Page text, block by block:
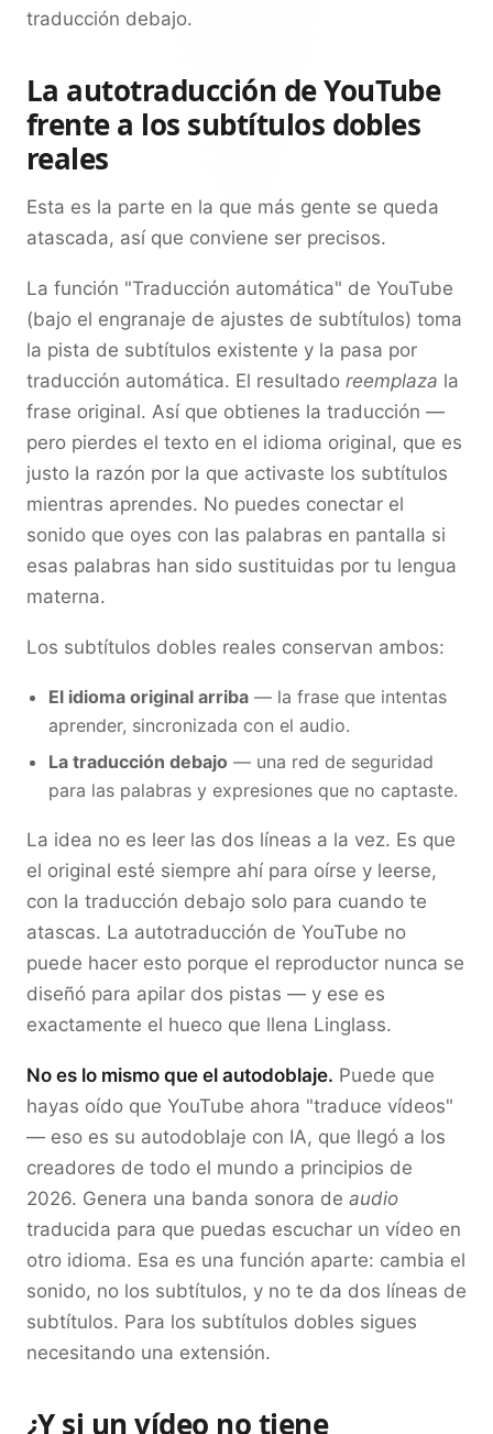
traducción debajo.
La autotraducción de YouTube
frente a los subtítulos dobles
reales
Esta es la parte en la que más gente se queda
atascada, así que conviene ser precisos.
La función "Traducción automática" de YouTube
(bajo el engranaje de ajustes de subtítulos) toma
la pista de subtítulos existente y la pasa por
traducción automática. El resultado reemplaza la
frase original. Así que obtienes la traducción —
pero pierdes el texto en el idioma original, que es
justo la razón por la que activaste los subtítulos
mientras aprendes. No puedes conectar el
sonido que oyes con las palabras en pantalla si
esas palabras han sido sustituidas por tu lengua
materna.
Los subtítulos dobles reales conservan ambos:
El idioma original arriba — la frase que intentas
aprender, sincronizada con el audio.
La traducción debajo — una red de seguridad
para las palabras y expresiones que no captaste.
La idea no es leer las dos líneas a la vez. Es que
el original esté siempre ahí para oírse y leerse,
con la traducción debajo solo para cuando te
atascas. La autotraducción de YouTube no
puede hacer esto porque el reproductor nunca se
diseñó para apilar dos pistas — y ese es
exactamente el hueco que llena Linglass.
No es lo mismo que el autodoblaje. Puede que
hayas oído que YouTube ahora "traduce vídeos"
— eso es su autodoblaje con IA, que llegó a los
creadores de todo el mundo a principios de
2026. Genera una banda sonora de audio
traducida para que puedas escuchar un vídeo en
otro idioma. Esa es una función aparte: cambia el
sonido, no los subtítulos, y no te da dos líneas de
subtítulos. Para los subtítulos dobles sigues
necesitando una extensión.
¿Y si un vídeo no tiene